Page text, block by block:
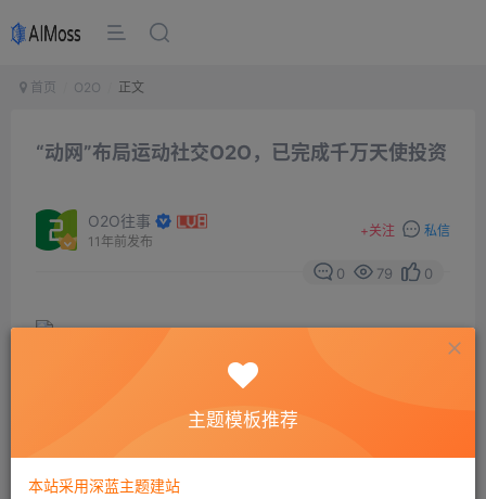
首页 O2O 正文
“动网”布局运动社交O2O，已完成千万天使投资
O2O往事
11年前发布
+关注 私信
0 79 0
今日，动网体育对网透漏已于2014年底完成千万级天使投
资，领投方为挚盈资本。动网从平台建设切入体育服务市
场，专注体育场馆在线预订服务及关联服务，共有运动、
主题模板推荐
本站采用深蓝主题建站